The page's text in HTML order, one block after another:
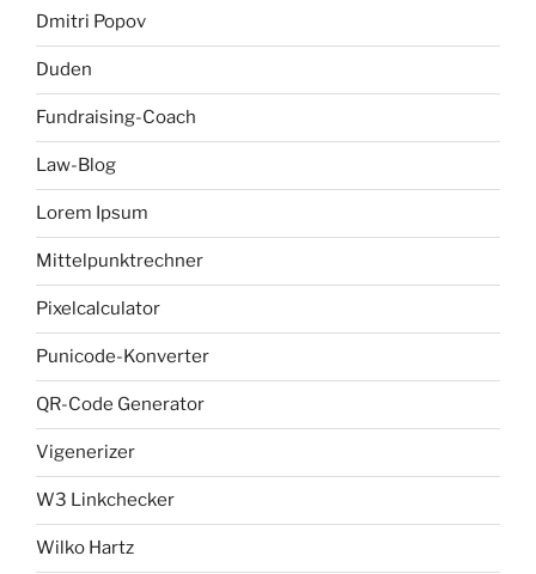
Dmitri Popov
Duden
Fundraising-Coach
Law-Blog
Lorem Ipsum
Mittelpunktrechner
Pixelcalculator
Punicode-Konverter
QR-Code Generator
Vigenerizer
W3 Linkchecker
Wilko Hartz